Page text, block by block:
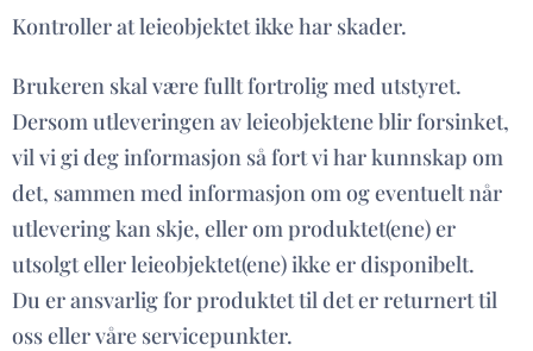
Kontroller at leieobjektet ikke har skader.
Brukeren skal være fullt fortrolig med utstyret.
Dersom utleveringen av leieobjektene blir forsinket,
vil vi gi deg informasjon så fort vi har kunnskap om
det, sammen med informasjon om og eventuelt når
utlevering kan skje, eller om produktet(ene) er
utsolgt eller leieobjektet(ene) ikke er disponibelt.
Du er ansvarlig for produktet til det er returnert til
oss eller våre servicepunkter.